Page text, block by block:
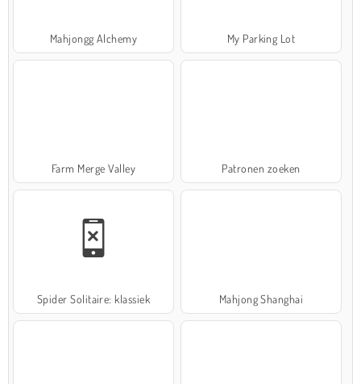
Mahjongg Alchemy My Parking Lot
Farm Merge Valley Patronen zoeken
Spider Solitaire: klassiek Mahjong Shanghai